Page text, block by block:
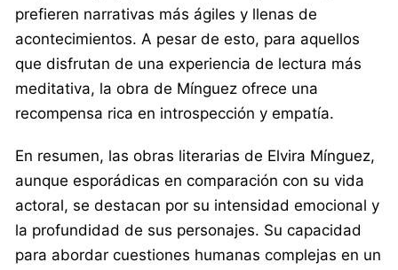
prefieren narrativas más ágiles y llenas de
acontecimientos. A pesar de esto, para aquellos
que disfrutan de una experiencia de lectura más
meditativa, la obra de Mínguez ofrece una
recompensa rica en introspección y empatía.
En resumen, las obras literarias de Elvira Mínguez,
aunque esporádicas en comparación con su vida
actoral, se destacan por su intensidad emocional y
la profundidad de sus personajes. Su capacidad
para abordar cuestiones humanas complejas en un